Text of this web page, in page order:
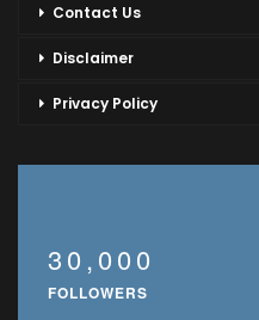
Contact Us
Disclaimer
Privacy Policy
30,000
FOLLOWERS